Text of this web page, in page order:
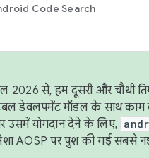
Code Search
2026 से, हम दूसरी और चौथी
डेवलपमेंट मॉडल के साथ काम
उसमें योगदान देने के लिए,
AOSP पर पुश की गई सबसे